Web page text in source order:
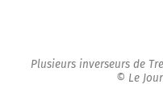
Plusieurs inverseurs de
© Le